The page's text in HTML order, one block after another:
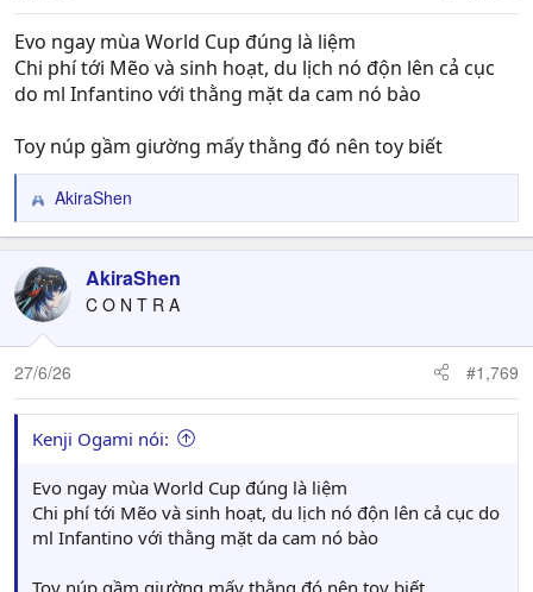
Evo ngay mùa World Cup đúng là liệm
Chi phí tới Mẽo và sinh hoạt, du lịch nó độn lên cả cục
do ml Infantino với thằng mặt da cam nó bào
Toy núp gầm giường mấy thằng đó nên toy biết
R
e
c
t
i
o
n
s
:
AkiraShen
AkiraShen
C O N T R A
27/6/26 #1,769
Kenji Ogami nói:
Evo ngay mùa World Cup đúng là liệm
Chi phí tới Mẽo và sinh hoạt, du lịch nó độn lên cả cục do
ml Infantino với thằng mặt da cam nó bào
Toy núp gầm giường mấy thằng đó nên toy biết